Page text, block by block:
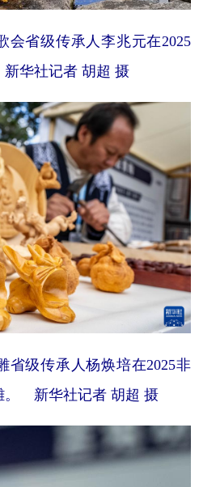
省级传承人李兆元在2025
华社记者 胡超 摄
级传承人杨焕培在2025非
。 新华社记者 胡超 摄